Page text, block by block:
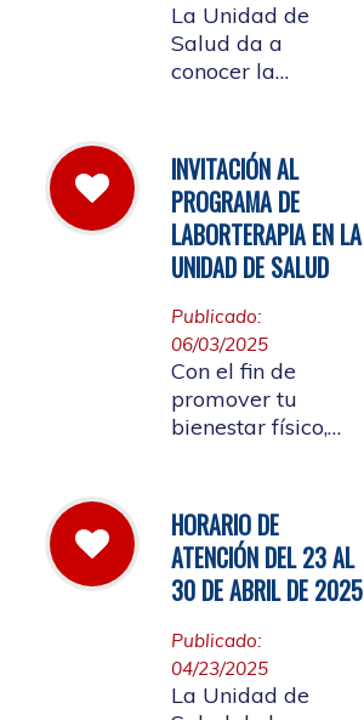
La Unidad de
Salud da a
conocer la
julio de 2025 Por
la cual se convoca
a la elección del
Representante de
los Pensionados
cotizantes al
Consejo de Salud
INVITACIÓN AL
PROGRAMA DE
LABORTERAPIA EN LA
UNIDAD DE SALUD
Publicado:
06/03/2025
Con el fin de
promover tu
bienestar físico,
Unidad de Salud
realizará la
apertura de
Laborterapia
HORARIO DE
ATENCIÓN DEL 23 AL
30 DE ABRIL DE 2025
Publicado:
04/23/2025
La Unidad de